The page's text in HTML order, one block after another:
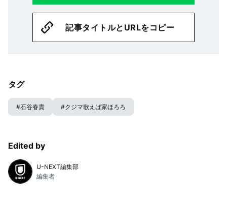
記事タイトルとURLをコピー
タグ
#石谷春貴 #クジマ歌えば家ほろろ
Edited by
U-NEXT編集部
編集者